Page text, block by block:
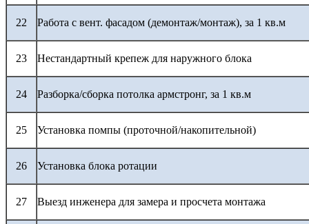
22 Работа с вент. фасадом (демонтаж/монтаж), за 1 кв.м
23 Нестандартный крепеж для наружного блока
24 Разборка/сборка потолка армстронг, за 1 кв.м
25 Установка помпы (проточной/накопительной)
26 Установка блока ротации
27 Выезд инженера для замера и просчета монтажа